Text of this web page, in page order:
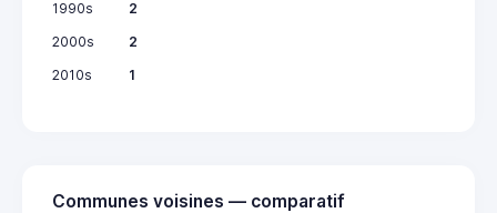
1990s
2
2000s
2
2010s
1
Communes voisines — comparatif